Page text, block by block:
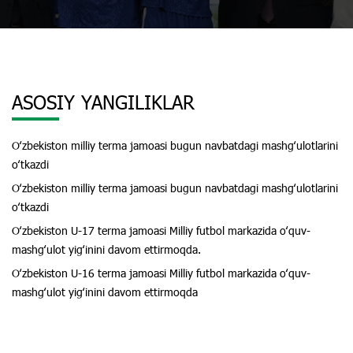
ASOSIY YANGILIKLAR
Oʻzbekiston milliy terma jamoasi bugun navbatdagi mashgʻulotlarini
oʻtkazdi
Oʻzbekiston milliy terma jamoasi bugun navbatdagi mashgʻulotlarini
oʻtkazdi
Oʻzbekiston U-17 terma jamoasi Milliy futbol markazida oʻquv-
mashgʻulot yigʻinini davom ettirmoqda.
Oʻzbekiston U-16 terma jamoasi Milliy futbol markazida oʻquv-
mashgʻulot yigʻinini davom ettirmoqda